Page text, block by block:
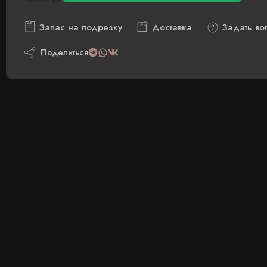
Запас на подрезку Доставка Задать
Поделиться